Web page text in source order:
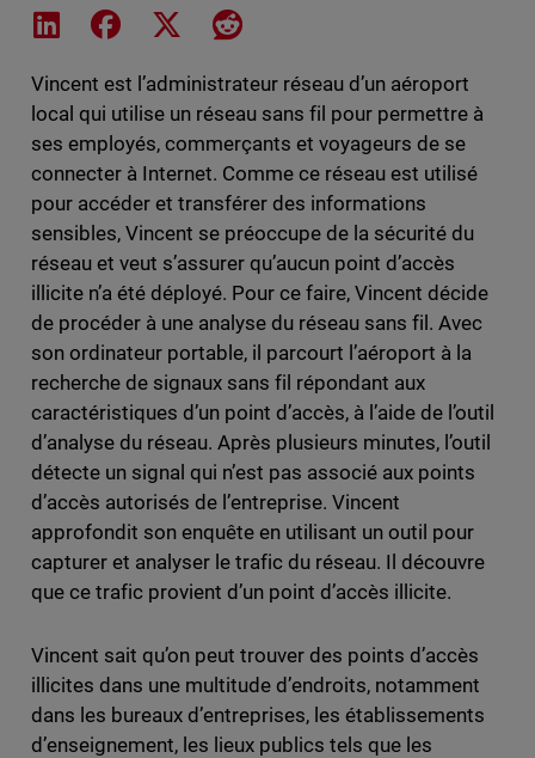
Share on LinkedIn
Share on Facebook
Share on XShare on Reddit
Vincent est l’administrateur réseau d’un aéroport
local qui utilise un réseau sans fil pour permettre à
ses employés, commerçants et voyageurs de se
connecter à Internet. Comme ce réseau est utilisé
pour accéder et transférer des informations
sensibles, Vincent se préoccupe de la sécurité du
réseau et veut s’assurer qu’aucun point d’accès
illicite n’a été déployé. Pour ce faire, Vincent décide
de procéder à une analyse du réseau sans fil. Avec
son ordinateur portable, il parcourt l’aéroport à la
recherche de signaux sans fil répondant aux
caractéristiques d’un point d’accès, à l’aide de l’outil
d’analyse du réseau. Après plusieurs minutes, l’outil
détecte un signal qui n’est pas associé aux points
d’accès autorisés de l’entreprise. Vincent
approfondit son enquête en utilisant un outil pour
capturer et analyser le trafic du réseau. Il découvre
que ce trafic provient d’un point d’accès illicite.
Vincent sait qu’on peut trouver des points d’accès
illicites dans une multitude d’endroits, notamment
dans les bureaux d’entreprises, les établissements
d’enseignement, les lieux publics tels que les